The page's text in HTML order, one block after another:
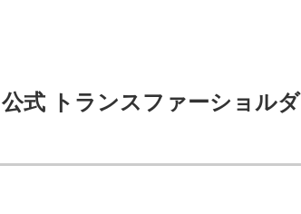
式 トランスファーショルダ